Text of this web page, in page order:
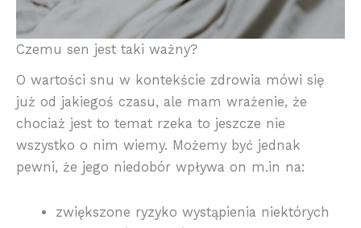
Czemu sen jest taki ważny?
O wartości snu w kontekście zdrowia mówi się
już od jakiegoś czasu, ale mam wrażenie, że
chociaż jest to temat rzeka to jeszcze nie
wszystko o nim wiemy. Możemy być jednak
pewni, że jego niedobór wpływa on m.in na:
zwiększone ryzyko wystąpienia niektórych